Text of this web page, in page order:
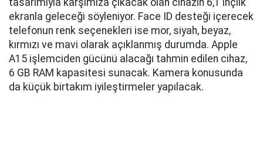
tasarımıyla karşımıza çıkacak olan cihazın 6,1 inçlik
ekranla geleceği söyleniyor. Face ID desteği içerecek
telefonun renk seçenekleri ise mor, siyah, beyaz,
kırmızı ve mavi olarak açıklanmış durumda. Apple
A15 işlemciden gücünü alacağı tahmin edilen cihaz,
6 GB RAM kapasitesi sunacak. Kamera konusunda
da küçük birtakım iyileştirmeler yapılacak.